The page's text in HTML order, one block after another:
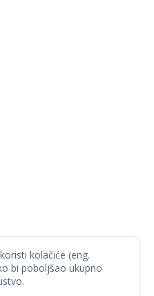
kolačiće (eng.
bi poboljšao ukupno